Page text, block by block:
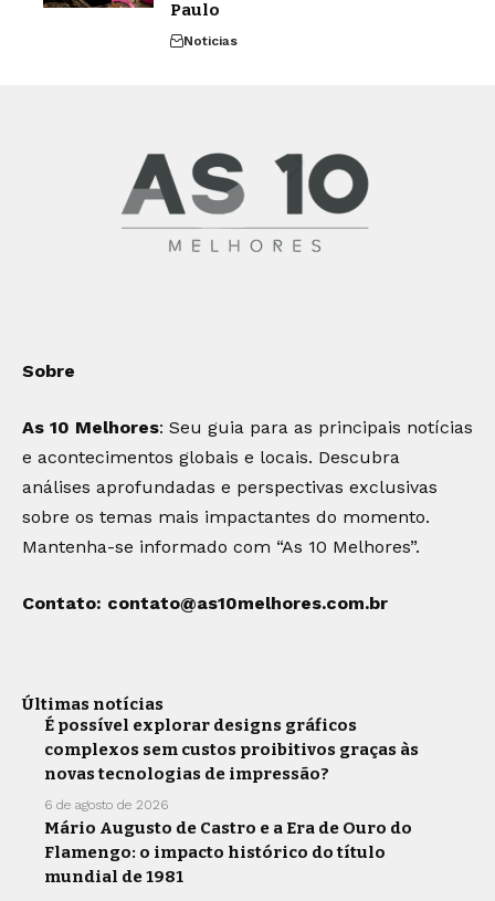
Paulo
Noticias
Sobre
As 10 Melhores: Seu guia para as principais notícias
e acontecimentos globais e locais. Descubra
análises aprofundadas e perspectivas exclusivas
sobre os temas mais impactantes do momento.
Mantenha-se informado com “As 10 Melhores”.
Contato: contato@as10melhores.com.br
Últimas notícias
É possível explorar designs gráficos
complexos sem custos proibitivos graças às
novas tecnologias de impressão?
6 de agosto de 2026
Mário Augusto de Castro e a Era de Ouro do
Flamengo: o impacto histórico do título
mundial de 1981